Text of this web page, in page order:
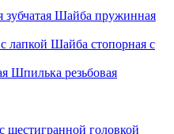
Шайба пружинная
Шайба стопорная с
Шпилька резьбовая